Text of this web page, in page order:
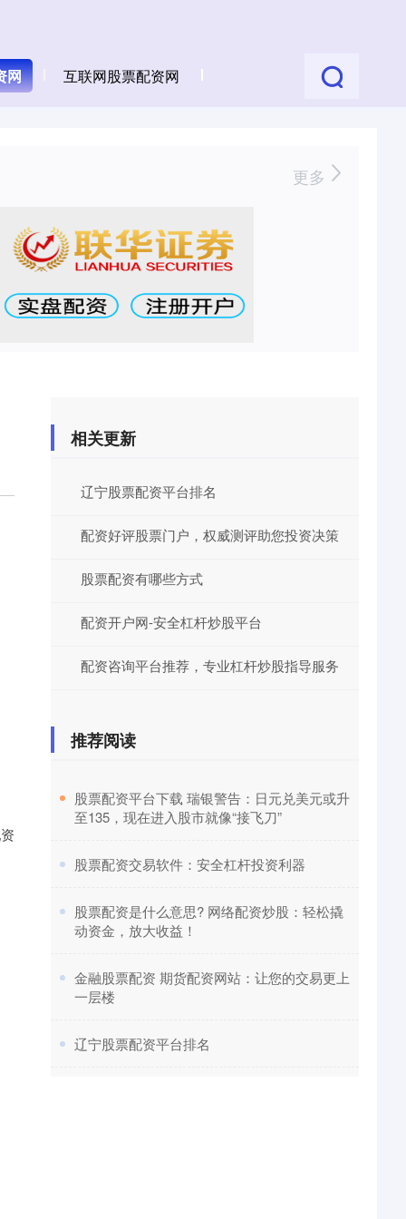
网 互联网股票配资网
更多
相关更新
辽宁股票配资平台排名
配资好评股票门户，权威测评助您投资决策
股票配资有哪些方式
配资开户网-安全杠杆炒股平台
配资咨询平台推荐，专业杠杆炒股指导服务
推荐阅读
​股票配资平台下载 瑞银警告：日元兑美元或升
至135，现在进入股市就像“接飞刀”
​股票配资交易软件：安全杠杆投资利器
​股票配资是什么意思? 网络配资炒股：轻松撬
动资金，放大收益！
​金融股票配资 期货配资网站：让您的交易更上
一层楼
​辽宁股票配资平台排名